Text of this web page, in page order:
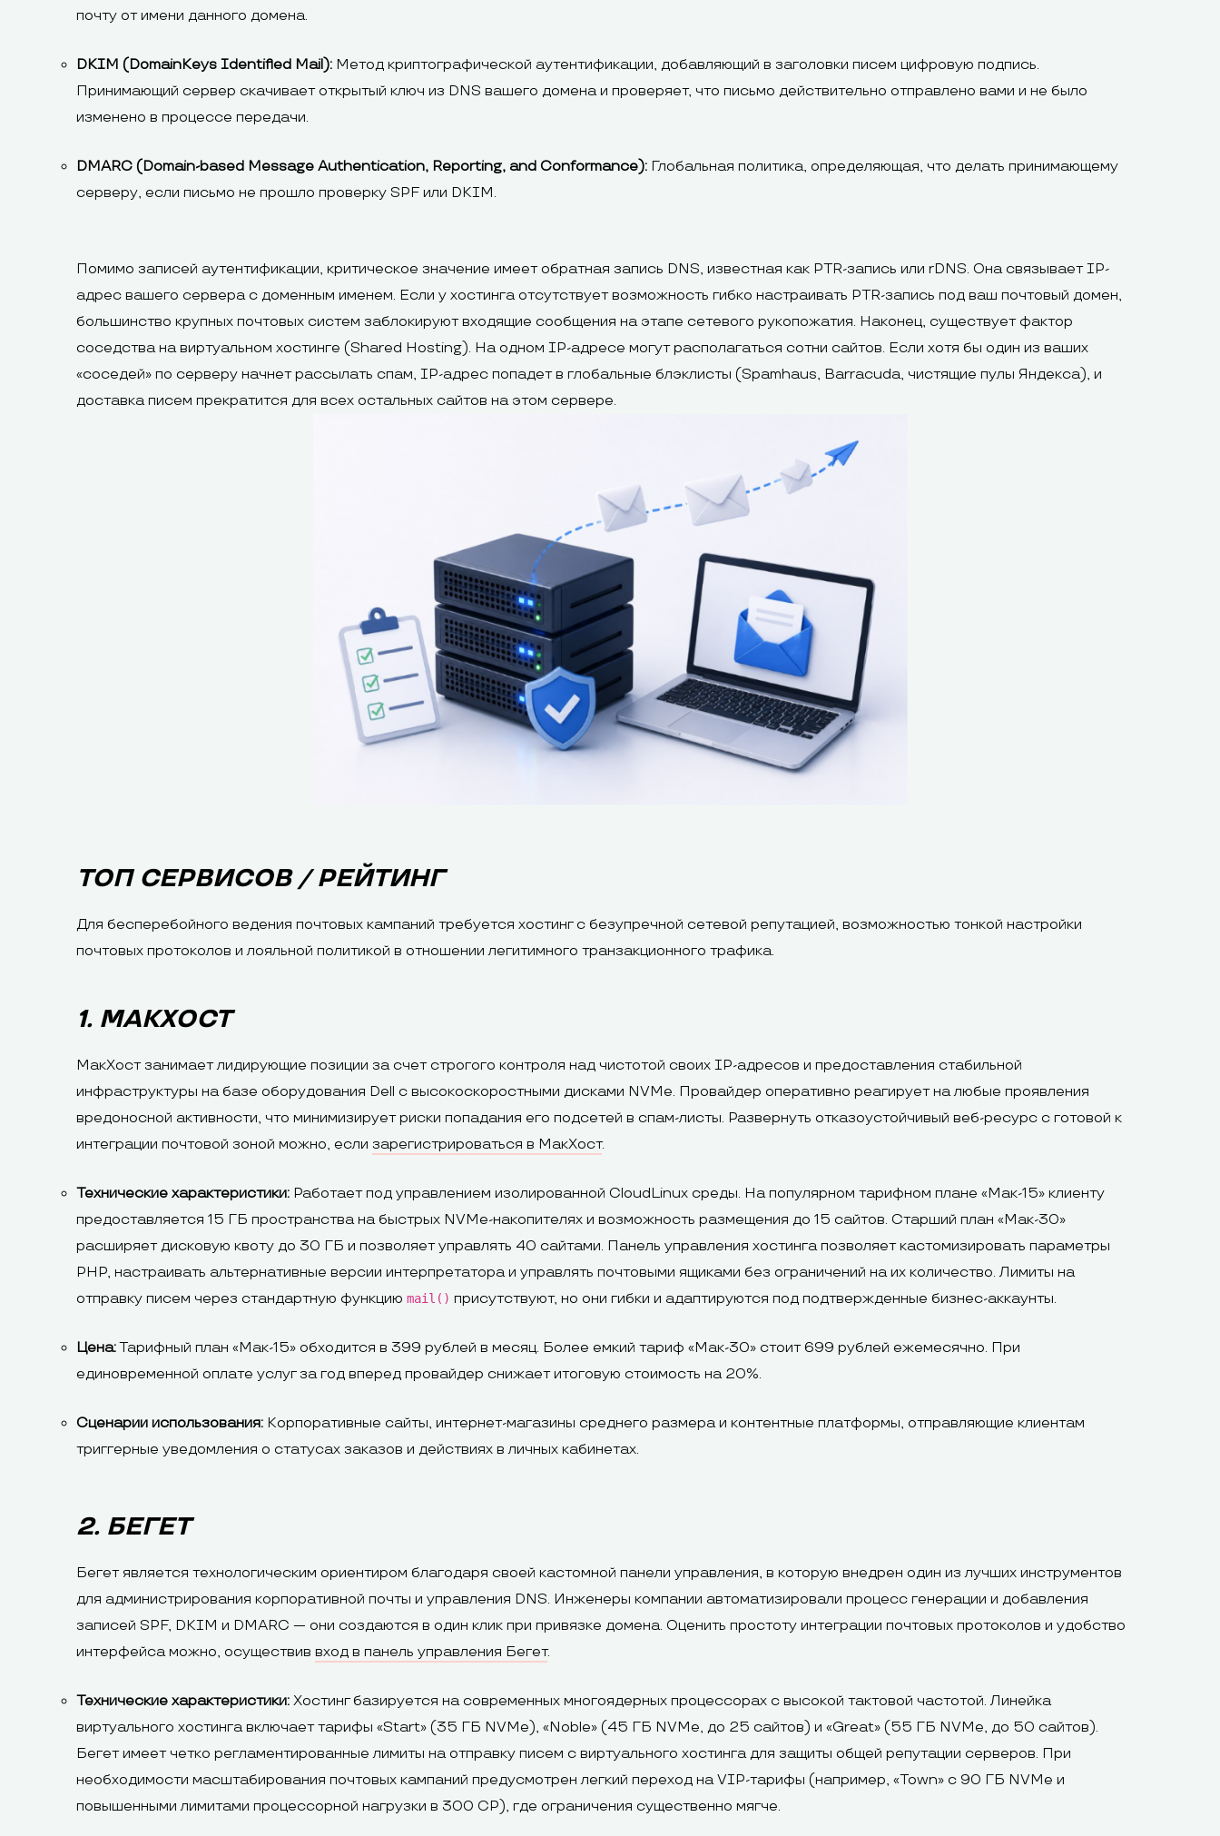
почту от имени данного домена.
DKIM (DomainKeys Identified Mail): Метод криптографической аутентификации, добавляющий в заголовки писем цифровую подпись.
Принимающий сервер скачивает открытый ключ из DNS вашего домена и проверяет, что письмо действительно отправлено вами и не было
изменено в процессе передачи.
DMARC (Domain-based Message Authentication, Reporting, and Conformance): Глобальная политика, определяющая, что делать принимающему
серверу, если письмо не прошло проверку SPF или DKIM.
Помимо записей аутентификации, критическое значение имеет обратная запись DNS, известная как PTR-запись или rDNS. Она связывает IP-
адрес вашего сервера с доменным именем. Если у хостинга отсутствует возможность гибко настраивать PTR-запись под ваш почтовый домен,
большинство крупных почтовых систем заблокируют входящие сообщения на этапе сетевого рукопожатия. Наконец, существует фактор
соседства на виртуальном хостинге (Shared Hosting). На одном IP-адресе могут располагаться сотни сайтов. Если хотя бы один из ваших
«соседей» по серверу начнет рассылать спам, IP-адрес попадет в глобальные блэклисты (Spamhaus, Barracuda, чистящие пулы Яндекса), и
доставка писем прекратится для всех остальных сайтов на этом сервере.
ТОП СЕРВИСОВ / РЕЙТИНГ
Для бесперебойного ведения почтовых кампаний требуется хостинг с безупречной сетевой репутацией, возможностью тонкой настройки
почтовых протоколов и лояльной политикой в отношении легитимного транзакционного трафика.
1. МАКХОСТ
МакХост занимает лидирующие позиции за счет строгого контроля над чистотой своих IP-адресов и предоставления стабильной
инфраструктуры на базе оборудования Dell с высокоскоростными дисками NVMe. Провайдер оперативно реагирует на любые проявления
вредоносной активности, что минимизирует риски попадания его подсетей в спам-листы. Развернуть отказоустойчивый веб-ресурс с готовой к
интеграции почтовой зоной можно, если зарегистрироваться в МакХост.
Технические характеристики: Работает под управлением изолированной CloudLinux среды. На популярном тарифном плане «Мак-15» клиенту
предоставляется 15 ГБ пространства на быстрых NVMe-накопителях и возможность размещения до 15 сайтов. Старший план «Мак-30»
расширяет дисковую квоту до 30 ГБ и позволяет управлять 40 сайтами. Панель управления хостинга позволяет кастомизировать параметры
PHP, настраивать альтернативные версии интерпретатора и управлять почтовыми ящиками без ограничений на их количество. Лимиты на
отправку писем через стандартную функцию mail() присутствуют, но они гибки и адаптируются под подтвержденные бизнес-аккаунты.
Цена:Тарифный план «Мак-15» обходится в 399 рублей в месяц. Более емкий тариф «Мак-30» стоит 699 рублей ежемесячно. При
единовременной оплате услуг за год вперед провайдер снижает итоговую стоимость на 20%.
Сценарии использования: Корпоративные сайты, интернет-магазины среднего размера и контентные платформы, отправляющие клиентам
триггерные уведомления о статусах заказов и действиях в личных кабинетах.
2. БЕГЕТ
Бегет является технологическим ориентиром благодаря своей кастомной панели управления, в которую внедрен один из лучших инструментов
для администрирования корпоративной почты и управления DNS. Инженеры компании автоматизировали процесс генерации и добавления
записей SPF, DKIM и DMARC — они создаются в один клик при привязке домена. Оценить простоту интеграции почтовых протоколов и удобство
интерфейса можно, осуществив вход в панель управления Бегет.
Технические характеристики: Хостинг базируется на современных многоядерных процессорах с высокой тактовой частотой. Линейка
виртуального хостинга включает тарифы «Start» (35 ГБ NVMe), «Noble» (45 ГБ NVMe, до 25 сайтов) и «Great» (55 ГБ NVMe, до 50 сайтов).
Бегет имеет четко регламентированные лимиты на отправку писем с виртуального хостинга для защиты общей репутации серверов. При
необходимости масштабирования почтовых кампаний предусмотрен легкий переход на VIP-тарифы (например, «Town» с 90 ГБ NVMe и
повышенными лимитами процессорной нагрузки в 300 CP), где ограничения существенно мягче.